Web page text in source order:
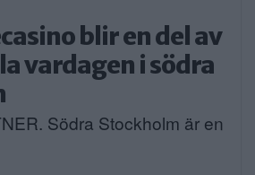
blir en del av
vardagen i södra
Södra Stockholm är en